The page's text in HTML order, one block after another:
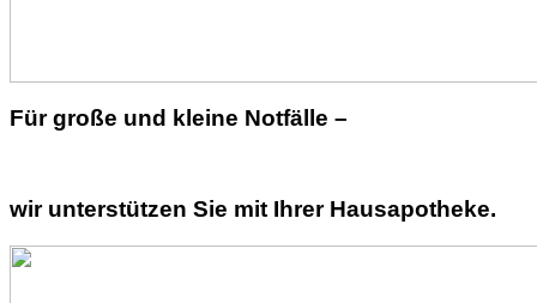
Für große und kleine Notfälle –
wir unterstützen Sie mit Ihrer Hausapotheke.